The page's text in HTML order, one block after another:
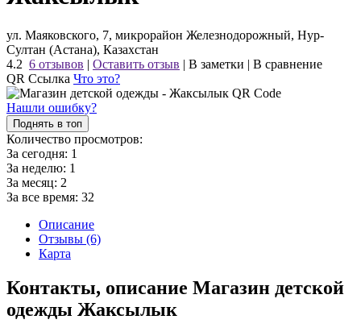
ул. Маяковского, 7, микрорайон Железнодорожный, Нур-
Султан (Астана), Казахстан
4.2 6 отзывов | Оставить отзыв | В заметки | В сравнение
QR Ссылка Что это?
Нашли ошибку?
Поднять в топ
Количество просмотров:
За сегодня: 1
За неделю: 1
За месяц: 2
За все время: 32
Описание
Отзывы (6)
Карта
Контакты, описание Магазин детской
одежды Жаксылык